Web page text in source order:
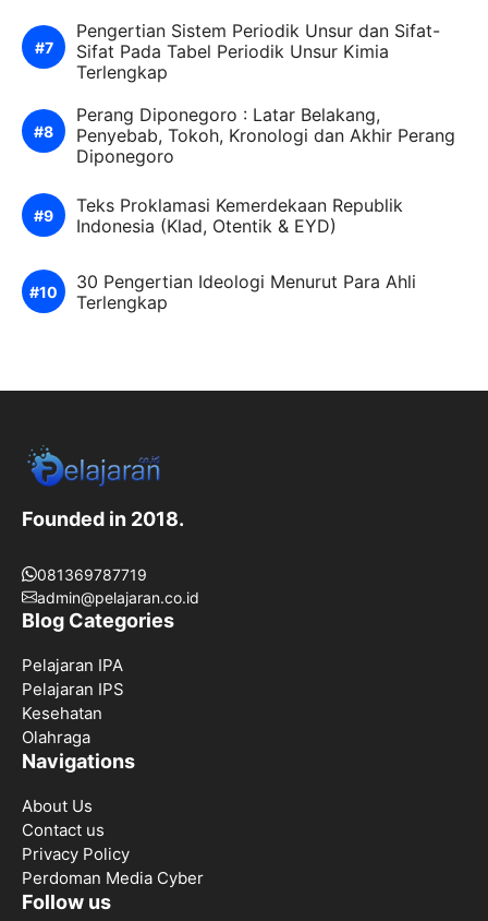
Pengertian Sistem Periodik Unsur dan Sifat-
Sifat Pada Tabel Periodik Unsur Kimia
Terlengkap
Perang Diponegoro : Latar Belakang,
Penyebab, Tokoh, Kronologi dan Akhir Perang
Diponegoro
Teks Proklamasi Kemerdekaan Republik
Indonesia (Klad, Otentik & EYD)
30 Pengertian Ideologi Menurut Para Ahli
Terlengkap
Founded in 2018.
081369787719
admin@pelajaran.co.id
Blog Categories
Pelajaran IPA
Pelajaran IPS
Kesehatan
Olahraga
Navigations
About Us
Contact us
Privacy Policy
Perdoman Media Cyber
Follow us